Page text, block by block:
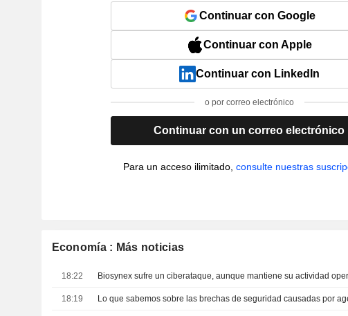
Continuar con Google
Continuar con Apple
Continuar con LinkedIn
o por correo electrónico
Continuar con un correo electrónico
Para un acceso ilimitado, consulte nuestras
Economía : Más noticias
18:22 Biosynex sufre un ciberataque, aunque mantiene su actividad
18:19